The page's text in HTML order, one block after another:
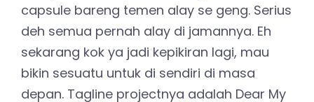
capsule bareng temen alay se geng. Serius
deh semua pernah alay di jamannya. Eh
sekarang kok ya jadi kepikiran lagi, mau
bikin sesuatu untuk di sendiri di masa
depan. Tagline projectnya adalah Dear My